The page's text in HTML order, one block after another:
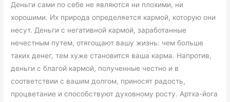
Деньги сами по себе не являются ни плохими, ни
хорошими. Их природа определяется кармой, которую они
несут. Деньги с негативной кармой, заработанные
нечестным путем, отягощают вашу жизнь: чем больше
таких денег, тем хуже становится ваша карма. Напротив,
деньги с благой кармой, полученные честно и в
соответствии с вашим долгом, приносят радость,
процветание и способствуют духовному росту. Артха-йога